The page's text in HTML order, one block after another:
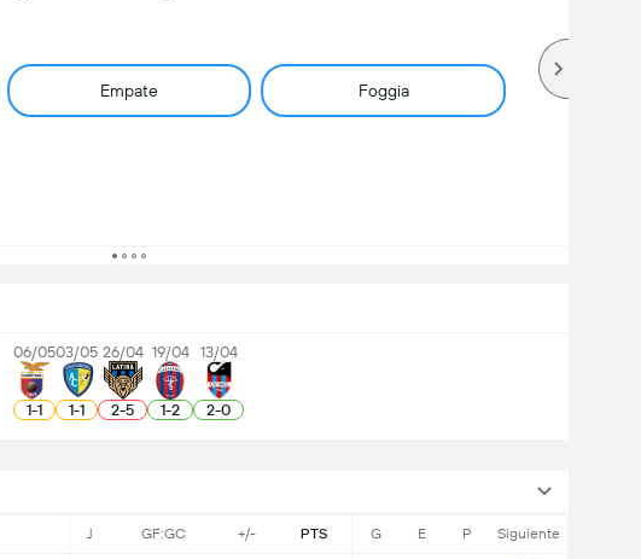
Empate Foggia
06/05
1-1
03/05
1-1
26/04
2-5
19/04
1-2
13/04
2-0
J GF:GC +/- PTS G E P Siguiente